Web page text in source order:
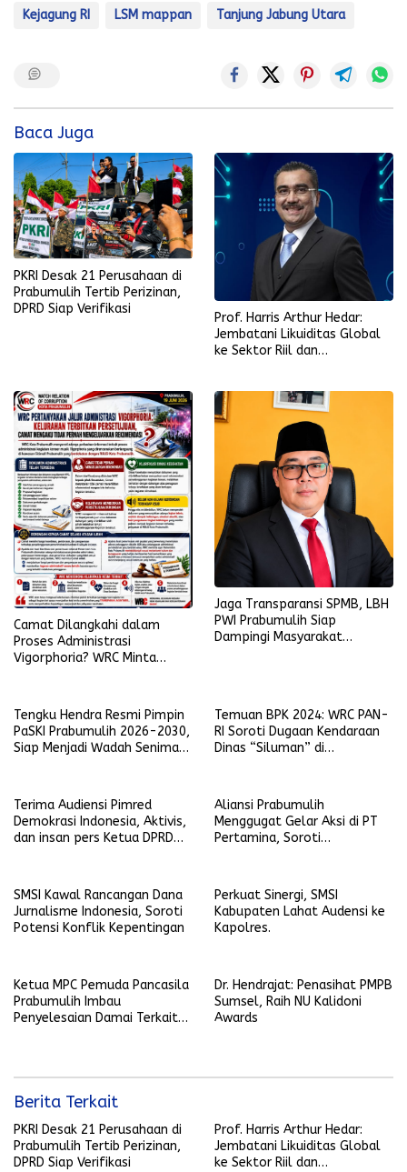
Kejagung RI LSM mappan Tanjung Jabung Utara
Baca Juga
PKRI Desak 21 Perusahaan di
Prabumulih Tertib Perizinan,
DPRD Siap Verifikasi
Prof. Harris Arthur Hedar:
Jembatani Likuiditas Global
ke Sektor Riil dan
PFII
Camat Dilangkahi dalam
Proses Administrasi
Vigorphoria? WRC Minta
Jaga Transparansi SPMB, LBH
PWI Prabumulih Siap
Dampingi Masyarakat
Tengku Hendra Resmi Pimpin
PaSKI Prabumulih 2026-2030,
Siap Menjadi Wadah Seniman
Temuan BPK 2024: WRC PAN-
RI Soroti Dugaan Kendaraan
Dinas “Siluman” di
Terima Audiensi Pimred
Demokrasi Indonesia, Aktivis,
dan insan pers Ketua DPRD
Aliansi Prabumulih
Menggugat Gelar Aksi di PT
Pertamina, Soroti
SMSI Kawal Rancangan Dana
Jurnalisme Indonesia, Soroti
Potensi Konflik Kepentingan
Perkuat Sinergi, SMSI
Kabupaten Lahat Audensi ke
Kapolres.
Ketua MPC Pemuda Pancasila
Prabumulih Imbau
Penyelesaian Damai Terkait
Dr. Hendrajat: Penasihat PMPB
Sumsel, Raih NU Kalidoni
Awards
Berita Terkait
PKRI Desak 21 Perusahaan di
Prabumulih Tertib Perizinan,
DPRD Siap Verifikasi
Prof. Harris Arthur Hedar:
Jembatani Likuiditas Global
ke Sektor Riil dan